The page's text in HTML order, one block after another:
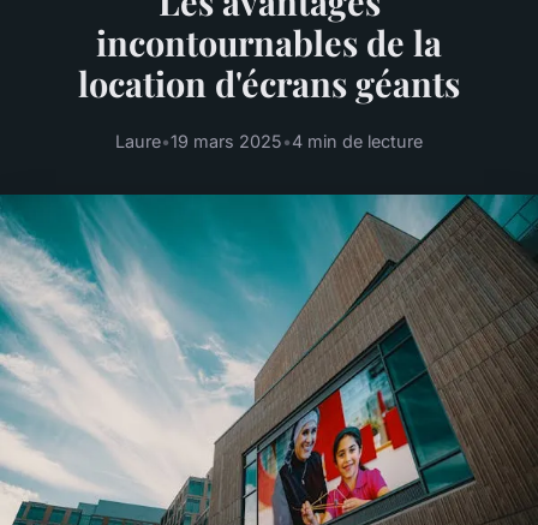
incontournables de la
location d'écrans géants
Laure•19 mars 2025•4 min de lecture